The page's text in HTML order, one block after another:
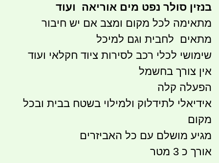
בנזין סולר נפט מים אוריאה ועוד
מתאימה לכל מקום ומצב אם יש חיבור
מתאים לחבית וגם למיכל
שימושי לכלי רכב לסירות ציוד חקלאי ועוד
אין צורך בחשמל
הפעלה קלה
אידיאלי לתידלוק ולמילוי בשטח בבית ובכל
מקום
מגיע מושלם עם כל האביזרים
אורך כ 3 מטר